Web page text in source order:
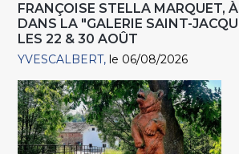
FRANÇOISE STELLA MARQUET,
DANS LA "GALERIE SAINT-
LES 22 & 30 AOÛT
YVESCALBERT le 06/08/2026